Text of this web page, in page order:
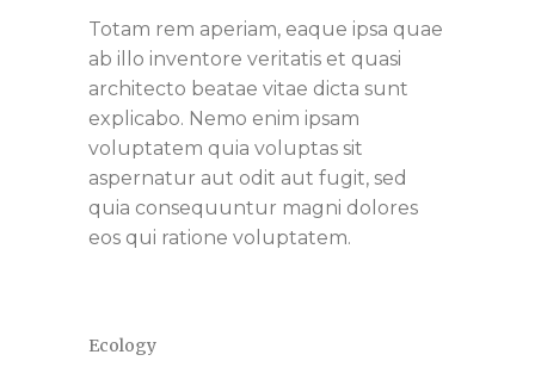
Totam rem aperiam, eaque ipsa quae
ab illo inventore veritatis et quasi
architecto beatae vitae dicta sunt
explicabo. Nemo enim ipsam
voluptatem quia voluptas sit
aspernatur aut odit aut fugit, sed
quia consequuntur magni dolores
eos qui ratione voluptatem.
Ecology